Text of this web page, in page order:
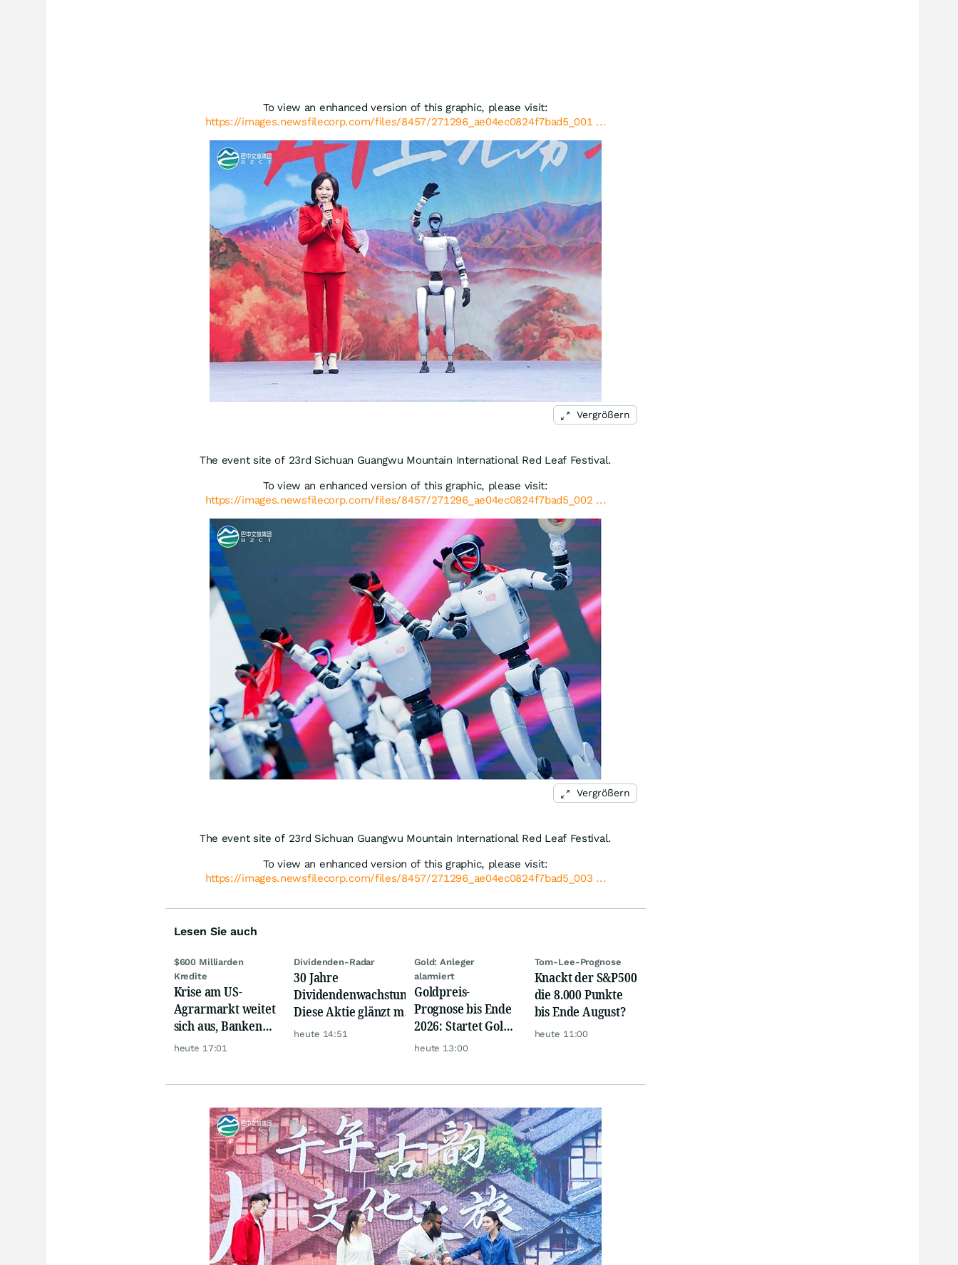
To view an enhanced version of this graphic, please visit:
https://images.newsfilecorp.com/files/8457/271296_ae04ec0824f7bad5_001 ...
Vergrößern
The event site of 23rd Sichuan Guangwu Mountain International Red Leaf Festival.
To view an enhanced version of this graphic, please visit:
https://images.newsfilecorp.com/files/8457/271296_ae04ec0824f7bad5_002 ...
Vergrößern
The event site of 23rd Sichuan Guangwu Mountain International Red Leaf Festival.
To view an enhanced version of this graphic, please visit:
https://images.newsfilecorp.com/files/8457/271296_ae04ec0824f7bad5_003 ...
Lesen Sie auch
$600 Milliarden
Kredite
Krise am US-
Agrarmarkt weitet
sich aus, Banken
werden nervös
heute 17:01
Dividenden-Radar
30 Jahre
Dividendenwachstum:
Diese Aktie glänzt mit
Traum-Renditen
heute 14:51
Gold: Anleger
alarmiert
Goldpreis-
Prognose bis Ende
2026: Startet Gold
jetzt eine neue
heute 13:00
Tom-Lee-Prognose
Knackt der S&P500
die 8.000 Punkte
bis Ende August?
heute 11:00